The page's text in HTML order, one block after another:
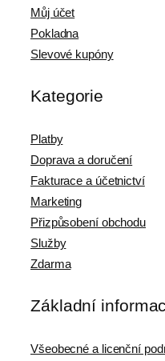
Můj účet
Pokladna
Slevové kupóny
Kategorie
Platby
Doprava a doručení
Fakturace a účetnictví
Marketing
Přizpůsobení obchodu
Služby
Zdarma
Základní
Všeobecné a licenční